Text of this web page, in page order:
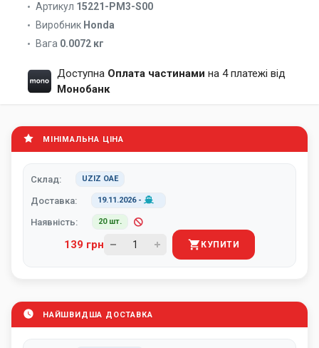
Артикул 15221-PM3-S00
Виробник Honda
Вага 0.0072 кг
Доступна Оплата частинами на 4 платежі від
Монобанк
МІНІМАЛЬНА ЦІНА
Склад: UZIZ ОАЕ
Доставка: 19.11.2026-
Наявність: 20 шт.
139 грн КУПИТИ
НАЙШВИДША ДОСТАВКА